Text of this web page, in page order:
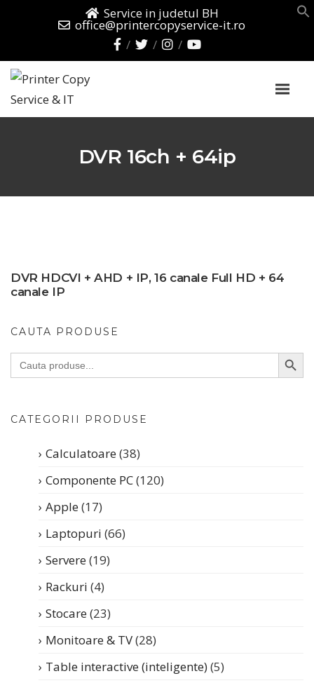
Service in judetul BH
office@printercopyservice-it.ro
DVR 16ch + 64ip
DVR HDCVI + AHD + IP, 16 canale Full HD + 64
canale IP
CAUTA PRODUSE
Search
for:
CATEGORII PRODUSE
Calculatoare (38)
Componente PC(120)
Apple (17)
Laptopuri (66)
Servere (19)
Rackuri (4)
Stocare (23)
Monitoare & TV(28)
Table interactive (inteligente)(5)